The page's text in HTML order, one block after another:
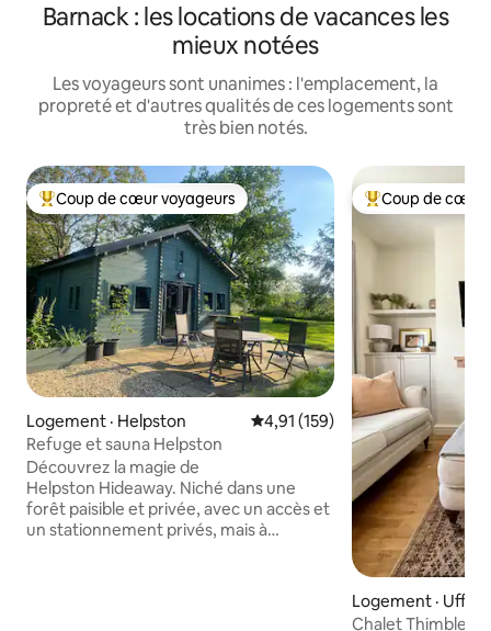
Barnack : les locations de vacances les
mieux notées
Les voyageurs sont unanimes : l'emplacement, la
propreté et d'autres qualités de ces logements sont
très bien notés.
Coup de cœur voyageurs parmi les plus aimés
Coup de cœur voyageurs
Logement · Helpston Note moyenne de 4,91 sur 5,
4,91 (159)
Refuge et sauna Helpston
Découvrez la magie de
Helpston Hideaway. Niché dans une
forêt paisible et privée, avec un accès et
un stationnement privés, mais à
Coup de cœur
Coup de cœur
Logement ·
Chalet Thimble |